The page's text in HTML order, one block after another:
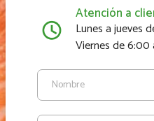
Atención a
Lunes a jueves
Viernes de 6:00